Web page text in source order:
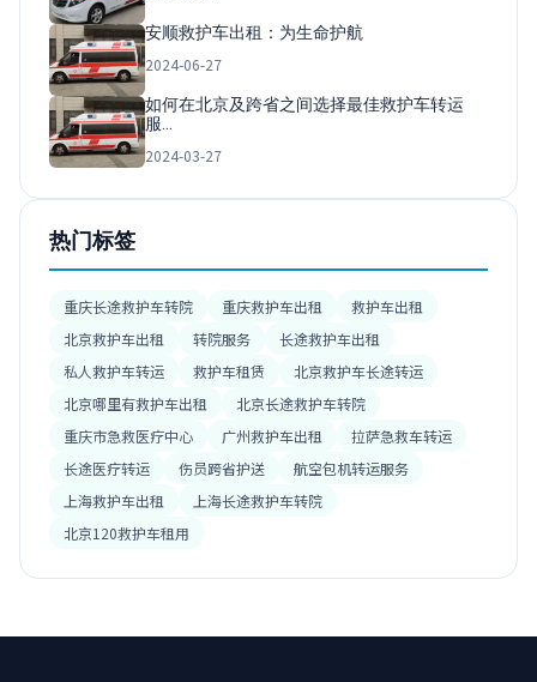
安顺救护车出租：为生命护航
2024-06-27
如何在北京及跨省之间选择最佳救护车转运
服…
2024-03-27
热门标签
重庆长途救护车转院 重庆救护车出租
救护车出租
北京救护车出租
转院服务
长途救护车出租
私人救护车转运
救护车租赁
北京救护车长途转运
北京哪里有救护车出租
北京长途救护车转院
重庆市急救医疗中心
广州救护车出租
拉萨急救车转运
长途医疗转运
伤员跨省护送
航空包机转运服务
上海救护车出租
上海长途救护车转院
北京120救护车租用